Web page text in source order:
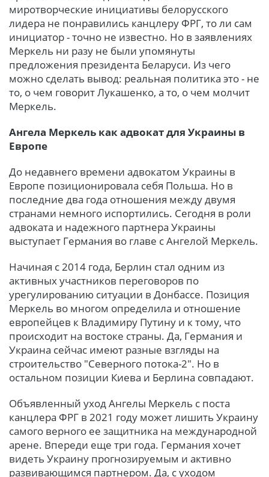
миротворческие инициативы белорусского
лидера не понравились канцлеру ФРГ, то ли сам
инициатор - точно не известно. Но в заявлениях
Меркель ни разу не были упомянуты
предложения президента Беларуси. Из чего
можно сделать вывод: реальная политика это - не
то, о чем говорит Лукашенко, а то, о чем молчит
Меркель.
Ангела Меркель как адвокат для Украины в
Европе
До недавнего времени адвокатом Украины в
Европе позиционировала себя Польша. Но в
последние два года отношения между двумя
странами немного испортились. Сегодня в роли
адвоката и надежного партнера Украины
выступает Германия во главе с Ангелой Меркель.
Начиная с 2014 года, Берлин стал одним из
активных участников переговоров по
урегулированию ситуации в Донбассе. Позиция
Меркель во многом определила и отношение
европейцев к Владимиру Путину и к тому, что
происходит на востоке страны. Да, Германия и
Украина сейчас имеют разные взгляды на
строительство "Северного потока-2". Но в
остальном позиции Киева и Берлина совпадают.
Объявленный уход Ангелы Меркель с поста
канцлера ФРГ в 2021 году может лишить Украину
самого верного ее защитника на международной
арене. Впереди еще три года. Германия хочет
видеть Украину прогнозируемым и активно
развивающимся партнером. Да, с уходом